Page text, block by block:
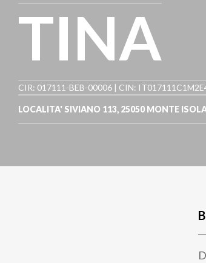
TINA
CIR: 017111-BEB-00006 | CIN:
LOCALITA' SIVIANO 113, 25050 MONTE